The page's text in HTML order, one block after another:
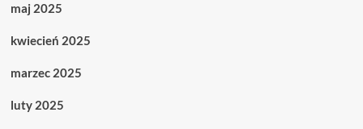
maj 2025
kwiecień 2025
marzec 2025
luty 2025